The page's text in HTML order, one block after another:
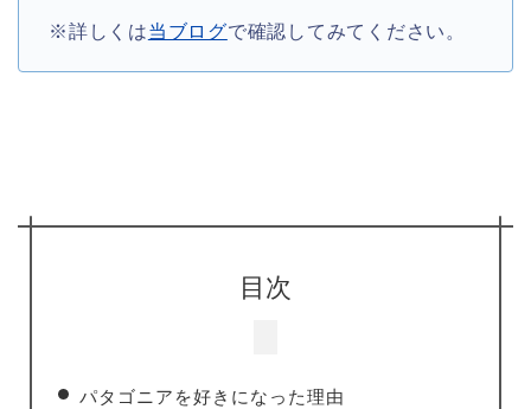
※詳しくは当ブログで確認してみてください。
目次
パタゴニアを好きになった理由